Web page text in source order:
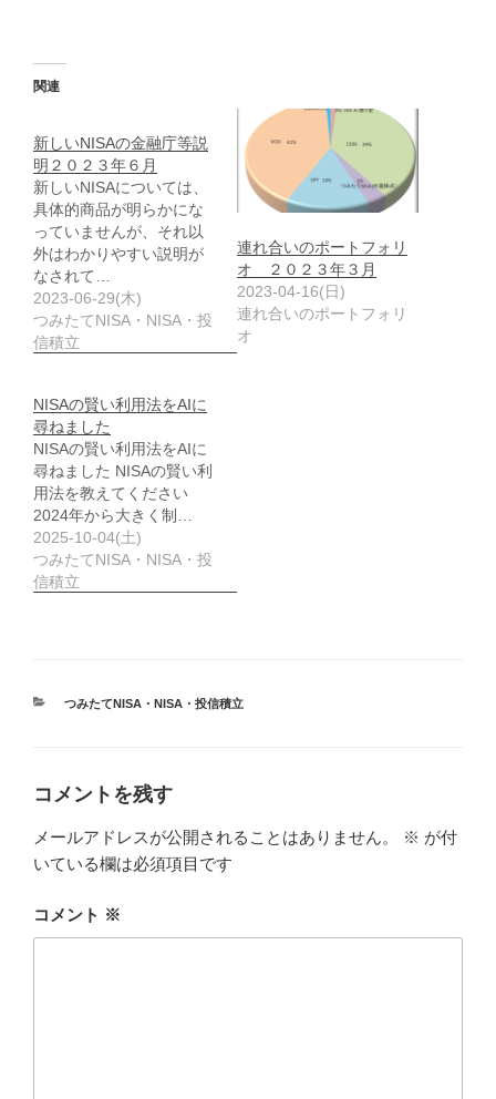
関連
新しいNISAの金融庁等説
明２０２３年６月
新しいNISAについては、
具体的商品が明らかにな
っていませんが、それ以
外はわかりやすい説明が
なされて…
2023-06-29(木)
つみたてNISA・NISA・投
信積立
連れ合いのポートフォリ
オ ２０２３年３月
2023-04-16(日)
連れ合いのポートフォリ
オ
NISAの賢い利用法をAIに
尋ねました
NISAの賢い利用法をAIに
尋ねました NISAの賢い利
用法を教えてください
2024年から大きく制…
2025-10-04(土)
つみたてNISA・NISA・投
信積立
カ
つみたてNISA・NISA・投信積立
コメントを残す
メールアドレスが公開されることはありません。 ※ が付
いている欄は必須項目です
コメント ※